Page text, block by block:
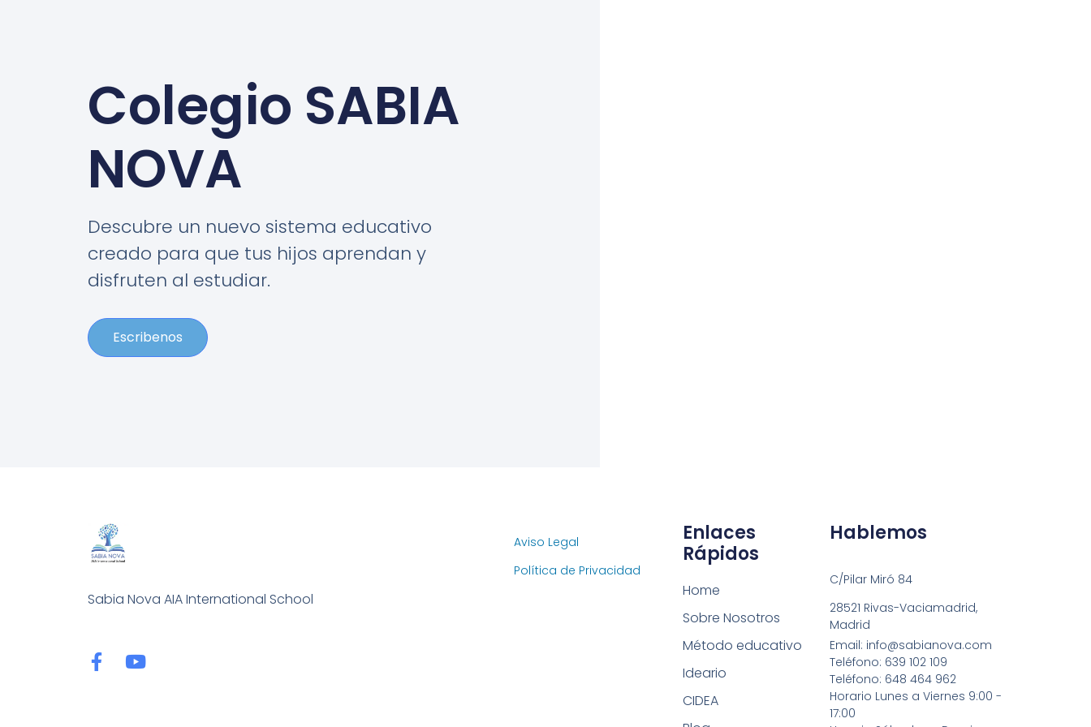
Colegio SABIA
NOVA
Descubre un nuevo sistema educativo
creado para que tus hijos aprendan y
disfruten al estudiar.
Escribenos
Sabia Nova AIA International School
Aviso Legal
Política de Privacidad
Enlaces
Rápidos
Home
Sobre Nosotros
Método educativo
Ideario
CIDEA
Hablemos
C/Pilar Miró 84
28521 Rivas-Vaciamadrid,
Madrid
Email: info@sabianova.com
Teléfono: 639 102 109
Teléfono: 648 464 962
Horario Lunes a Viernes 9:00 -
17:00